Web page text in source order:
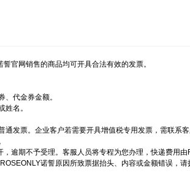
官网销售的商品均可开具合法有效的发票。
代金券金额。
名。
发票。企业客户若需要开具增值税专用发票，需联系客
逾期不予受理。客服人员将专程为您办理，快递费用由
诺誓原因所致票据抬头、内容或金额错误，